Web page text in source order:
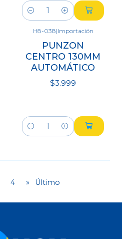
Cantidad
H8-038|Importación
PUNZON
CENTRO 130MM
AUTOMÁTICO
$3.999
Cantidad
4 » Último